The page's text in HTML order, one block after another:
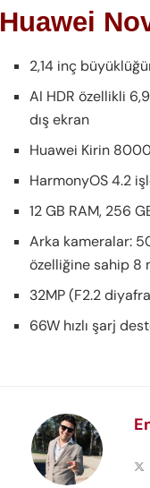
Huawei
2,14 inç
AI HDR özellikli
dış ekran
Huawei Kirin
HarmonyOS 4.2
12 GB RAM, 256
Arka kameralar:
özelliğine sahip 8
32MP (F2.2
66W hızlı şarj